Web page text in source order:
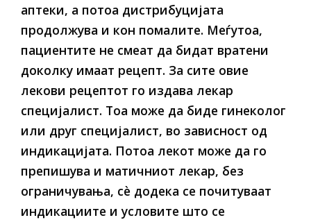
аптеки, а потоа дистрибуцијата
продолжува и кон помалите. Меѓутоа,
пациентите не смеат да бидат вратени
доколку имаат рецепт. За сите овие
лекови рецептот го издава лекар
специјалист. Тоа може да биде гинеколог
или друг специјалист, во зависност од
индикацијата. Потоа лекот може да го
препишува и матичниот лекар, без
ограничувања, сè додека се почитуваат
индикациите и условите што се